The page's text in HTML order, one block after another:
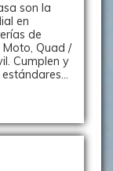
son la
en
de
Quad /
Cumplen y